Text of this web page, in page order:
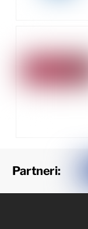
Partneri: